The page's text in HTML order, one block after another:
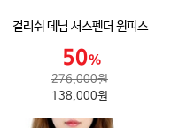
걸리쉬 데님 서스펜더 원피스
276,000원
138,000원